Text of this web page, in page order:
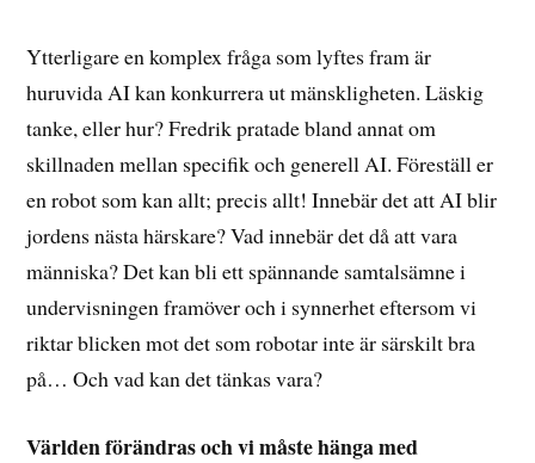
Ytterligare en komplex fråga som lyftes fram är
huruvida AI kan konkurrera ut mänskligheten. Läskig
tanke, eller hur? Fredrik pratade bland annat om
skillnaden mellan specifik och generell AI. Föreställ er
en robot som kan allt; precis allt! Innebär det att AI blir
jordens nästa härskare? Vad innebär det då att vara
människa? Det kan bli ett spännande samtalsämne i
undervisningen framöver och i synnerhet eftersom vi
riktar blicken mot det som robotar inte är särskilt bra
på… Och vad kan det tänkas vara?
Världen förändras och vi måste hänga med